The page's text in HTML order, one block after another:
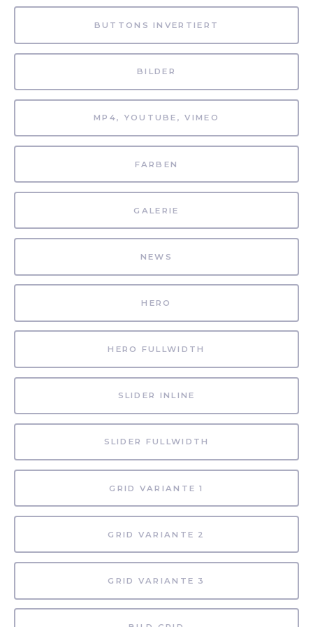
BUTTONS INVERTIERT
BILDER
MP4, YOUTUBE, VIMEO
FARBEN
GALERIE
NEWS
HERO
HERO FULLWIDTH
SLIDER INLINE
SLIDER FULLWIDTH
GRID VARIANTE 1
GRID VARIANTE 2
GRID VARIANTE 3